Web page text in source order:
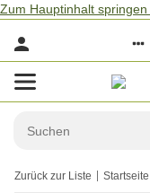
Zum Hauptinhalt springen
Zurück zur Liste Startseite